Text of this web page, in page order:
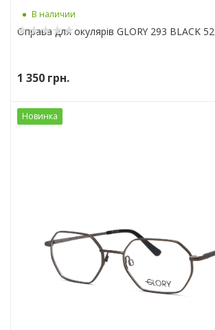
В наличии
Оправа для окулярів GLORY 293 BLACK 52
1 350 грн.
Новинка